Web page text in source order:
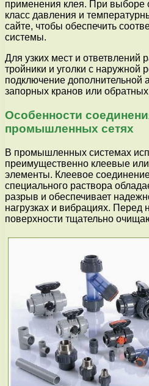
применения клея. При выборе
класс давления и
сайте, чтобы обеспечить
системы.
Для узких мест и ответвлений
тройники и уголки с наружной
подключение дополнительной
запорных кранов или
Особенности
промышленных сетях
В промышленных системах
преимущественно клеевые
элементы. Клеевое
специального раствора
разрыв и обеспечивает
нагрузках и вибрациях. Перед
поверхности тщательно